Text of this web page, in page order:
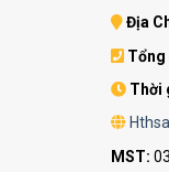
Địa
Tổng
Thời
MST: